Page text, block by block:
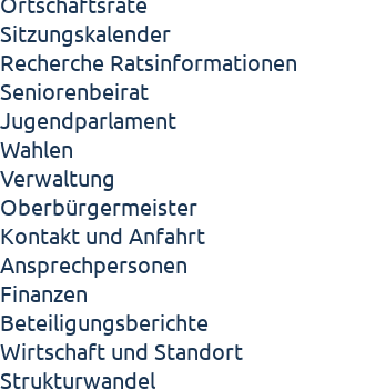
Sitzungskalender
Recherche Ratsinformationen
Seniorenbeirat
Jugendparlament
Wahlen
Verwaltung
Oberbürgermeister
Kontakt und Anfahrt
Ansprechpersonen
Finanzen
Beteiligungsberichte
Wirtschaft und Standort
Strukturwandel